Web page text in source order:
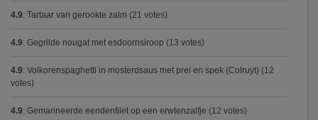
4.9: Tartaar van gerookte zalm (21 votes)
4.9: Gegrilde nougat met esdoornsiroop (13 votes)
4.9: Volkorenspaghetti in mosterdsaus met prei en spek (Colruyt) (12
votes)
4.9: Gemarineerde eendenfilet op een erwtenzalfje (12 votes)